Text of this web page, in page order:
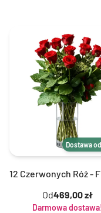
Dostawa
12 Czerwonych Róż -
Od469,00 zł
Darmowa